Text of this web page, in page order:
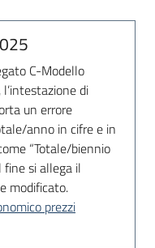
C-Modello
di
un errore
anno in cifre e in
“Totale/biennio
fine si allega il
modificato.
prezzi